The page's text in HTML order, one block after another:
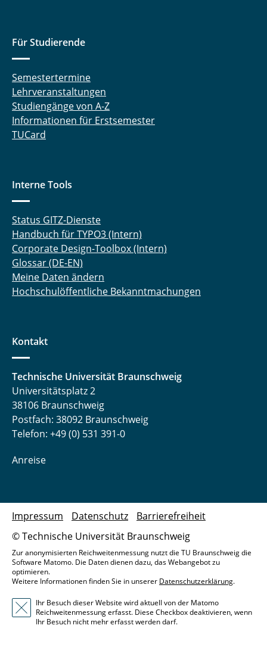
Für Studierende
Semestertermine
Lehrveranstaltungen
Studiengänge von A-Z
Informationen für Erstsemester
TUCard
Interne Tools
Status GITZ-Dienste
Handbuch für TYPO3 (Intern)
Corporate Design-Toolbox (Intern)
Glossar (DE-EN)
Meine Daten ändern
Hochschulöffentliche Bekanntmachungen
Kontakt
Technische Universität Braunschweig
Universitätsplatz 2
38106 Braunschweig
Postfach: 38092 Braunschweig
Telefon: +49 (0) 531 391-0
Anreise
© Technische Universität Braunschweig
Impressum Datenschutz Barrierefreiheit
Zur anonymisierten Reichweitenmessung nutzt die TU Braunschweig die
Software Matomo. Die Daten dienen dazu, das Webangebot zu
optimieren.
Weitere Informationen finden Sie in unserer Datenschutzerklärung.
Ihr Besuch dieser Website wird aktuell von der Matomo
Reichweitenmessung erfasst. Diese Checkbox deaktivieren, wenn
Ihr Besuch nicht mehr erfasst werden darf.